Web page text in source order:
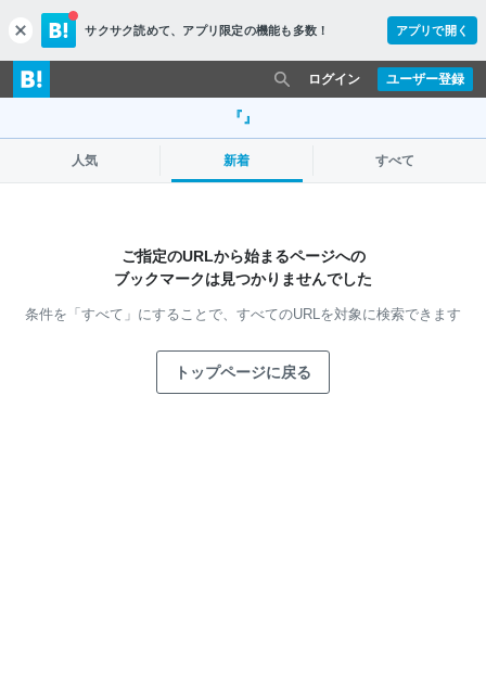
c
l
o
s
サクサク読めて、 アプリ限定の機能も多数！ アプリで開く
ユーザー登録
ログイン
『』
人気 新着 すべて
ご指定のURLから始まるページへの
ブックマークは見つかりませんでした
条件を「すべて」にすることで、 すべてのURLを対象に検索できます
トップページに戻る